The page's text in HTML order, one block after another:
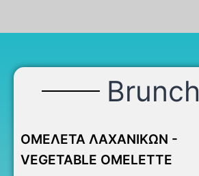
Brunch
ΟΜΕΛΕΤΑ ΛΑΧΑΝΙΚΩΝ -
VEGETABLE OMELETTE